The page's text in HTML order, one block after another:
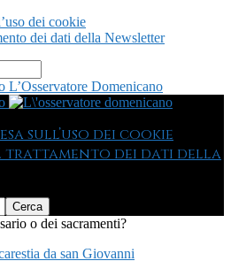
dei cookie
dei dati della Newsletter
L’Osservatore Domenicano
sull’uso dei cookie
trattamento dei dati della
o dei sacramenti?